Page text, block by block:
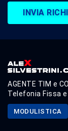
INVIA
AGENTE TIM e
Telefonia Fissa
MODULISTICA